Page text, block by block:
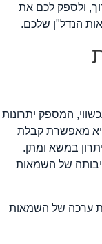
ולספק לכם את
הנדל"ן שלכם.
המספק יתרונות
מאפשרת קבלת
במשא ומתן.
של השמאות
ערכה של השמאות